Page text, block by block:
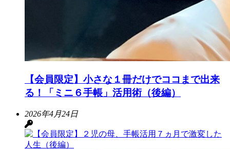
【会員限定】小さな１冊だけでココまで出来
る！「ミニ６手帳」活用術（後編）
2026年4月24日